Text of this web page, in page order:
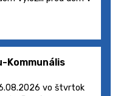
Kommunális
vo štvrtok